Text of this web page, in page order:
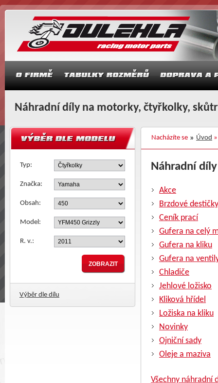
Náhradní díly na motorky, čtyřkolky,
Nacházíte se Úvod
Typ:
Značka:
Obsah:
Model:
R. v.:
Výběr dle dílu
Náhradní
Akce
Brzdové destičky
Ceník prací
Gufera na celý
Gufera na kliku
Gufera na
Chladiče
Jehlové ložisko
Kliková hřídel
Ložiska na kliku
Novinky
Ojniční sady
Oleje a maziva
Všechny náhradní